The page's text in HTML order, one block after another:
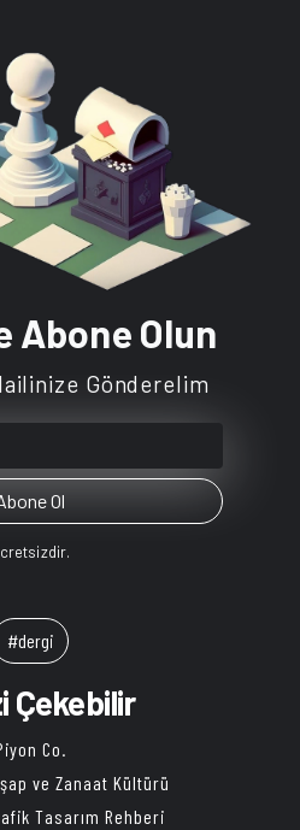
Abone Olun
Gönderelim
#dergi
Çekebilir
Co.
ve Zanaat Kültürü
Tasarım Rehberi